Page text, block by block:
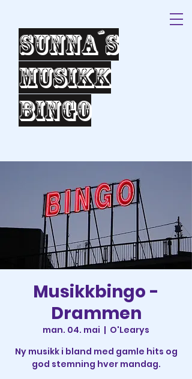
Sunna´s
Musikk
bingo
Musikkbingo -
Drammen
man. 04. mai
  |
O'Learys
Ny musikk i bland med gamle hits og
god stemning hver mandag.